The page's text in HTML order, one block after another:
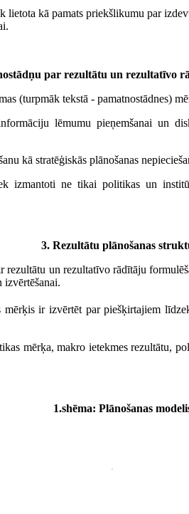
kā pamats priekšlikumu par
par rezultātu un rezultatīvo
(turpmāk tekstā - pamatnostādnes)
lēmumu pieņemšanai un
kā stratēģiskās plānošanas
izmantoti ne tikai politikas un
3. Rezultātu plānošanas
un rezultatīvo rādītāju
izvērtēšanai.
mērķis ir izvērtēt par piešķirtajiem
mērķa, makro ietekmes rezultātu,
1.shēma: Plānošanas